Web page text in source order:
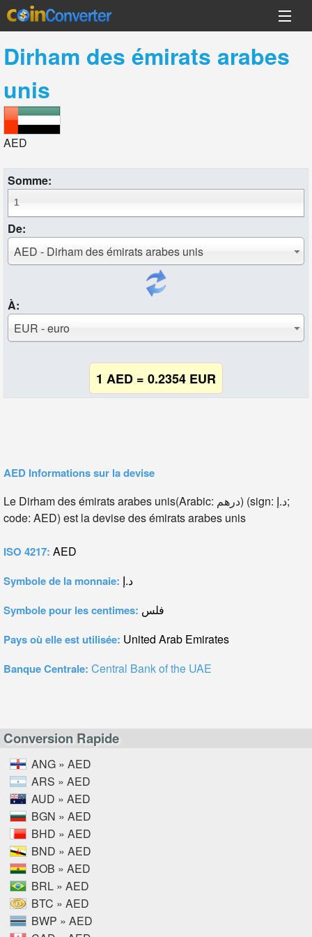
Dirham des émirats arabes
unis
AED
Somme:
De:
AED - Dirham des émirats arabes unis
À:
EUR - euro
1 AED = 0.2354 EUR
AED Informations sur la devise
Le Dirham des émirats arabes unis(Arabic: درهم‎) (sign: د.إ;
code: AED) est la devise des émirats arabes unis
ISO 4217: AED
Symbole de la monnaie: د.إ
Symbole pour les centimes: فلس
Pays où elle est utilisée: United Arab Emirates
Banque Centrale: Central Bank of the UAE
Conversion Rapide
ANG » AED
ARS » AED
AUD » AED
BGN » AED
BHD » AED
BND » AED
BOB » AED
BRL » AED
BTC » AED
BWP » AED